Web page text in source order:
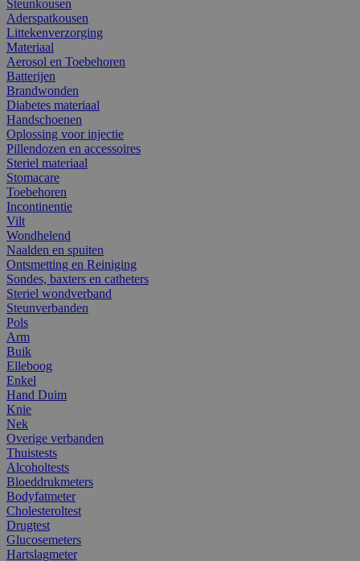
Steunkousen
Aderspatkousen
Littekenverzorging
Materiaal
Aerosol en Toebehoren
Batterijen
Brandwonden
Diabetes materiaal
Handschoenen
Oplossing voor injectie
Pillendozen en accessoires
Steriel materiaal
Stomacare
Toebehoren
Incontinentie
Vilt
Wondhelend
Naalden en spuiten
Ontsmetting en Reiniging
Sondes, baxters en catheters
Steriel wondverband
Steunverbanden
Pols
Arm
Buik
Elleboog
Enkel
Hand Duim
Knie
Nek
Overige verbanden
Thuistests
Alcoholtests
Bloeddrukmeters
Bodyfatmeter
Cholesteroltest
Drugtest
Glucosemeters
Hartslagmeter